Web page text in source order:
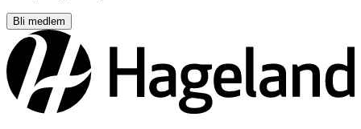
Bli medlem